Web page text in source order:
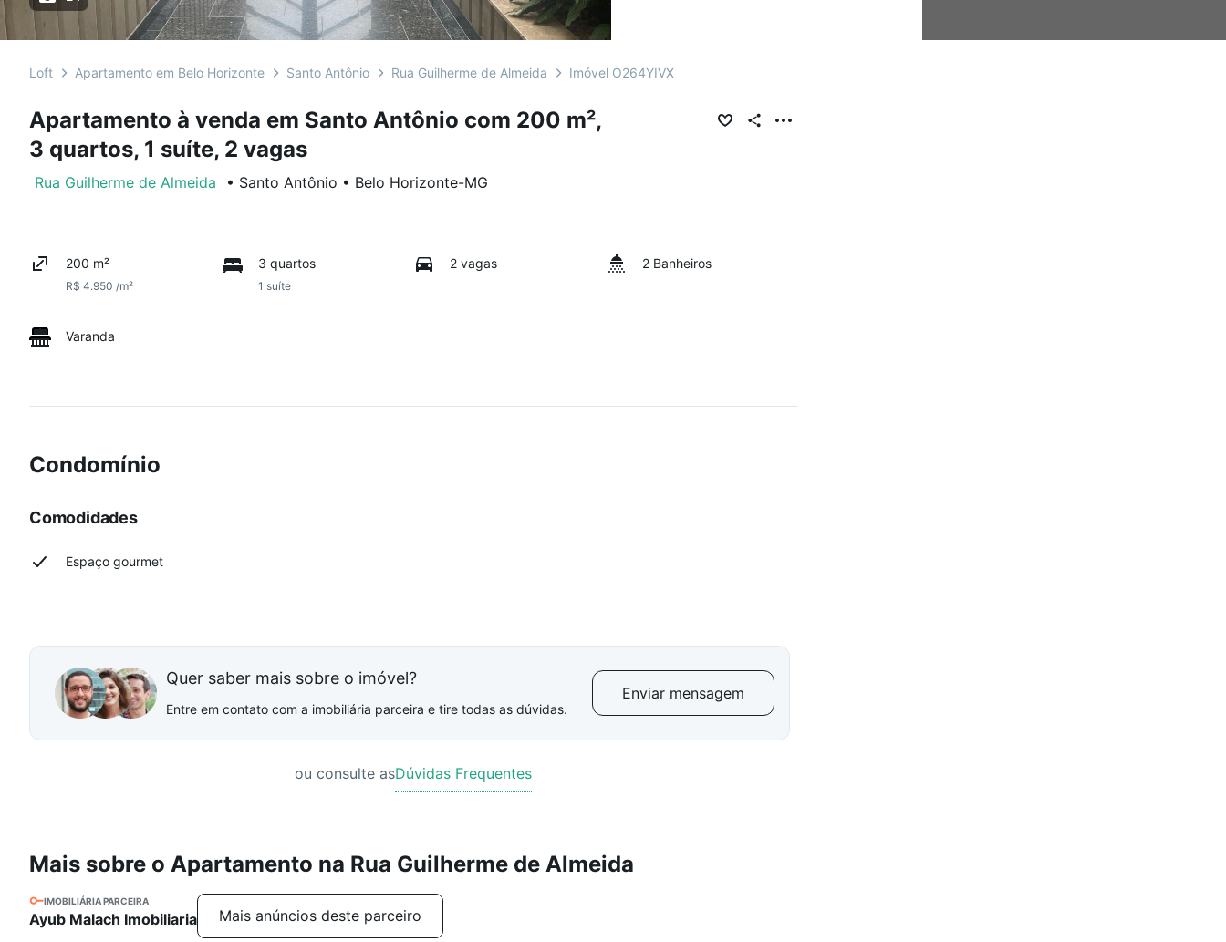
Loft Apartamento em Belo Horizonte Santo Antônio Rua Guilherme de Almeida Imóvel O264YIVX
Apartamento à venda em Santo Antônio com 200 m²,
3 quartos, 1 suíte, 2 vagas
Rua Guilherme de Almeida • Santo Antônio • Belo Horizonte-MG
200 m²
R$ 4.950 /m²
3 quartos
1 suíte
2 vagas 2 Banheiros
Varanda
Condomínio
Comodidades
Espaço gourmet
Quer saber mais sobre o imóvel?
Entre em contato com a imobiliária parceira e tire todas as dúvidas.
Enviar mensagem
ou consulte asDúvidas Frequentes
Mais sobre o Apartamento na Rua Guilherme de Almeida
IMOBILIÁRIA PARCEIRA
Ayub Malach Imobiliaria Mais anúncios deste parceiro